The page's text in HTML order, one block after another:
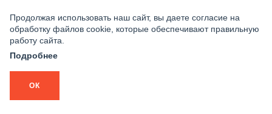
Продолжая использовать наш сайт, вы даете согласие на
обработку файлов cookie, которые обеспечивают правильную
работу сайта.
Подробнее
ОК